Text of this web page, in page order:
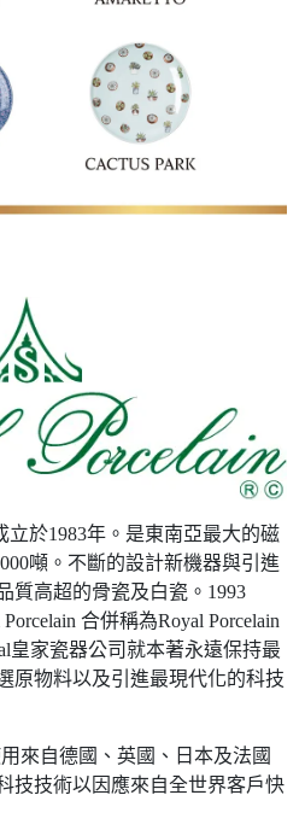
立於1983年。是東南亞最大的磁
噸。不斷的設計新機器與引進
質高超的骨瓷及白瓷。1993
合併稱為Royal Porcelain
皇家瓷器公司就本著永遠保持最
原物料以及引進最現代化的科技
來自德國、英國、日本及法國
技技術以因應來自全世界客戶快